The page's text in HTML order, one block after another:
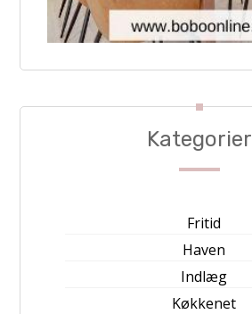
Kategorier
Fritid
Haven
Indlæg
Køkkenet